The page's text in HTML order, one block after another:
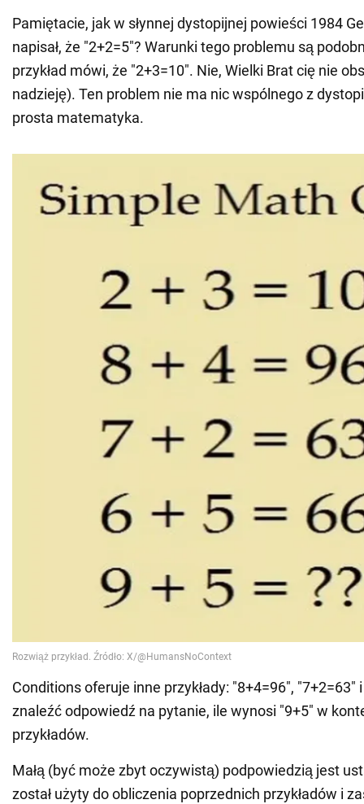
Pamiętacie, jak w słynnej dystopijnej powieści 1984
napisał, że "2+2=5"? Warunki tego problemu są
przykład mówi, że "2+3=10". Nie, Wielki Brat cię nie
nadzieję). Ten problem nie ma nic wspólnego z
prosta matematyka.
Conditions oferuje inne przykłady: "8+4=96", "7+2=63"
znaleźć odpowiedź na pytanie, ile wynosi "9+5" w
przykładów.
Małą (być może zbyt oczywistą) podpowiedzią jest
został użyty do obliczenia poprzednich przykładów i